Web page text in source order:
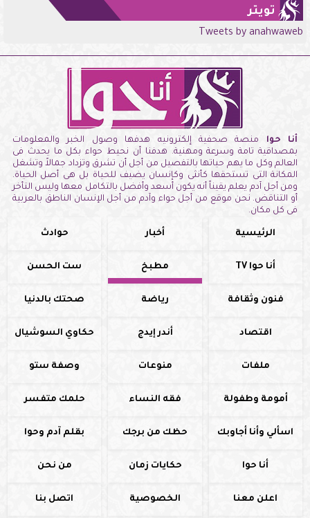
تويتر
Tweets by anahwaweb
أنا حوا منصة صحفية إلكترونيه هدفها وصول الخبر والمعلومات
بمصداقية تامة وسرعة ومهنية. هدفنا أن نحيط حواء بكل ما يحدث فى
العالم وكل ما يهم حياتها بالتفصيل من أجل أن تشرق وتزداد جمالاً وتشغل
المكانة التى تستحقها كأنثى وكإنسان يضيف للحياة بل هى أصل الحياة.
ومن أجل آدم يعلم يقيناً أنه يكون أسعد وأفضل بالتكامل معها وليس التأخر
أو التناقض. نحن موقع من أجل حواء وآدم من أجل الإنسان الناطق بالعربية
فى كل مكان.
الرئيسية أخبار حوادث
أنا حوا TV مطبخ ست الحسن
فنون وثقافة رياضة صحتك بالدنيا
اقتصاد أندر إيدج حكاوي السوشيال
ملفات منوعات وصفة ستو
أمومة وطفولة فقه النساء حلمك متفسر
اسألي وأنا أجاوبك حظك من برجك بقلم آدم وحوا
أنا حوا حكايات زمان من نحن
اعلن معنا الخصوصية اتصل بنا